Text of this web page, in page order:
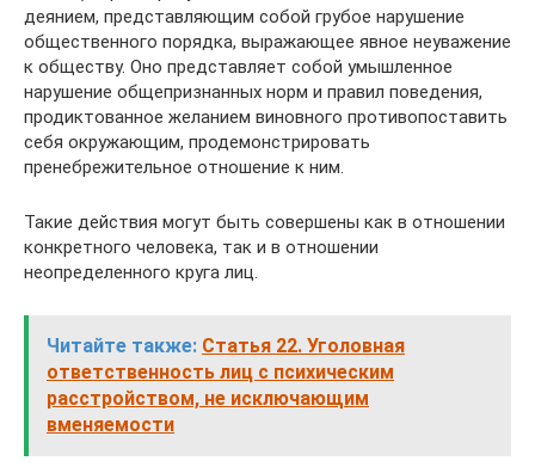
деянием, представляющим собой грубое нарушение
общественного порядка, выражающее явное неуважение
к обществу. Оно представляет собой умышленное
нарушение общепризнанных норм и правил поведения,
продиктованное желанием виновного противопоставить
себя окружающим, продемонстрировать
пренебрежительное отношение к ним.
Такие действия могут быть совершены как в отношении
конкретного человека, так и в отношении
неопределенного круга лиц.
Читайте также: Статья 22. Уголовная
ответственность лиц с психическим
расстройством, не исключающим
вменяемости